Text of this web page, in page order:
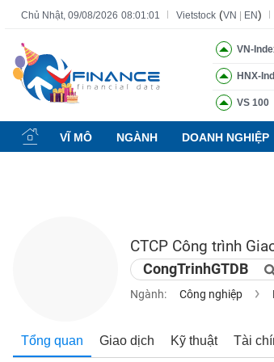
Chủ Nhật, 09/08/2026 08:01:02 Vietstock (VN EN)
VN-
HNX-
VS 100
VĨ MÔ NGÀNH DOANH NGHIỆP
CTCP Công trình
CongTrinhGTDB
Ngành: Công nghiệp
Tổng quan Giao dịch Kỹ thuật Tài
Tất cả Tính năng Ngành Mã chứng
Tính
năng
(-)
NGHIỆP